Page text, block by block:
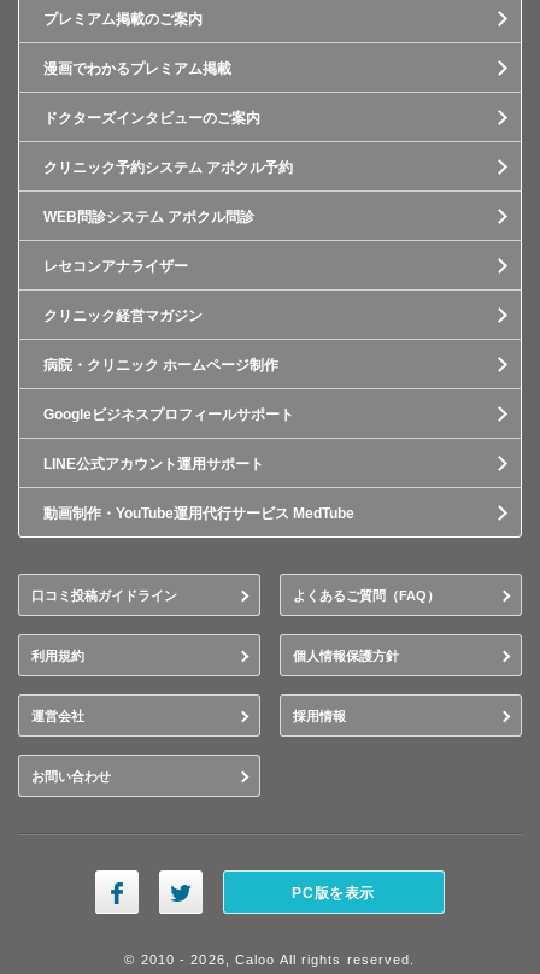
プレミアム掲載のご案内
漫画でわかるプレミアム掲載
ドクターズインタビューのご案内
クリニック予約システム アポクル予約
WEB問診システム アポクル問診
レセコンアナライザー
クリニック経営マガジン
病院・クリニック ホームページ制作
Googleビジネスプロフィールサポート
LINE公式アカウント運用サポート
動画制作・YouTube運用代行サービス MedTube
口コミ投稿ガイドライン よくあるご質問（FAQ）
利用規約 個人情報保護方針
運営会社 採用情報
お問い合わせ
PC版を表示
© 2010 - 2026, Caloo All rights reserved.